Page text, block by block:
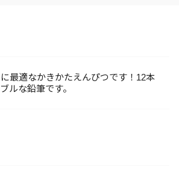
最適なかきかたえんぴつです！12本
ルな鉛筆です。